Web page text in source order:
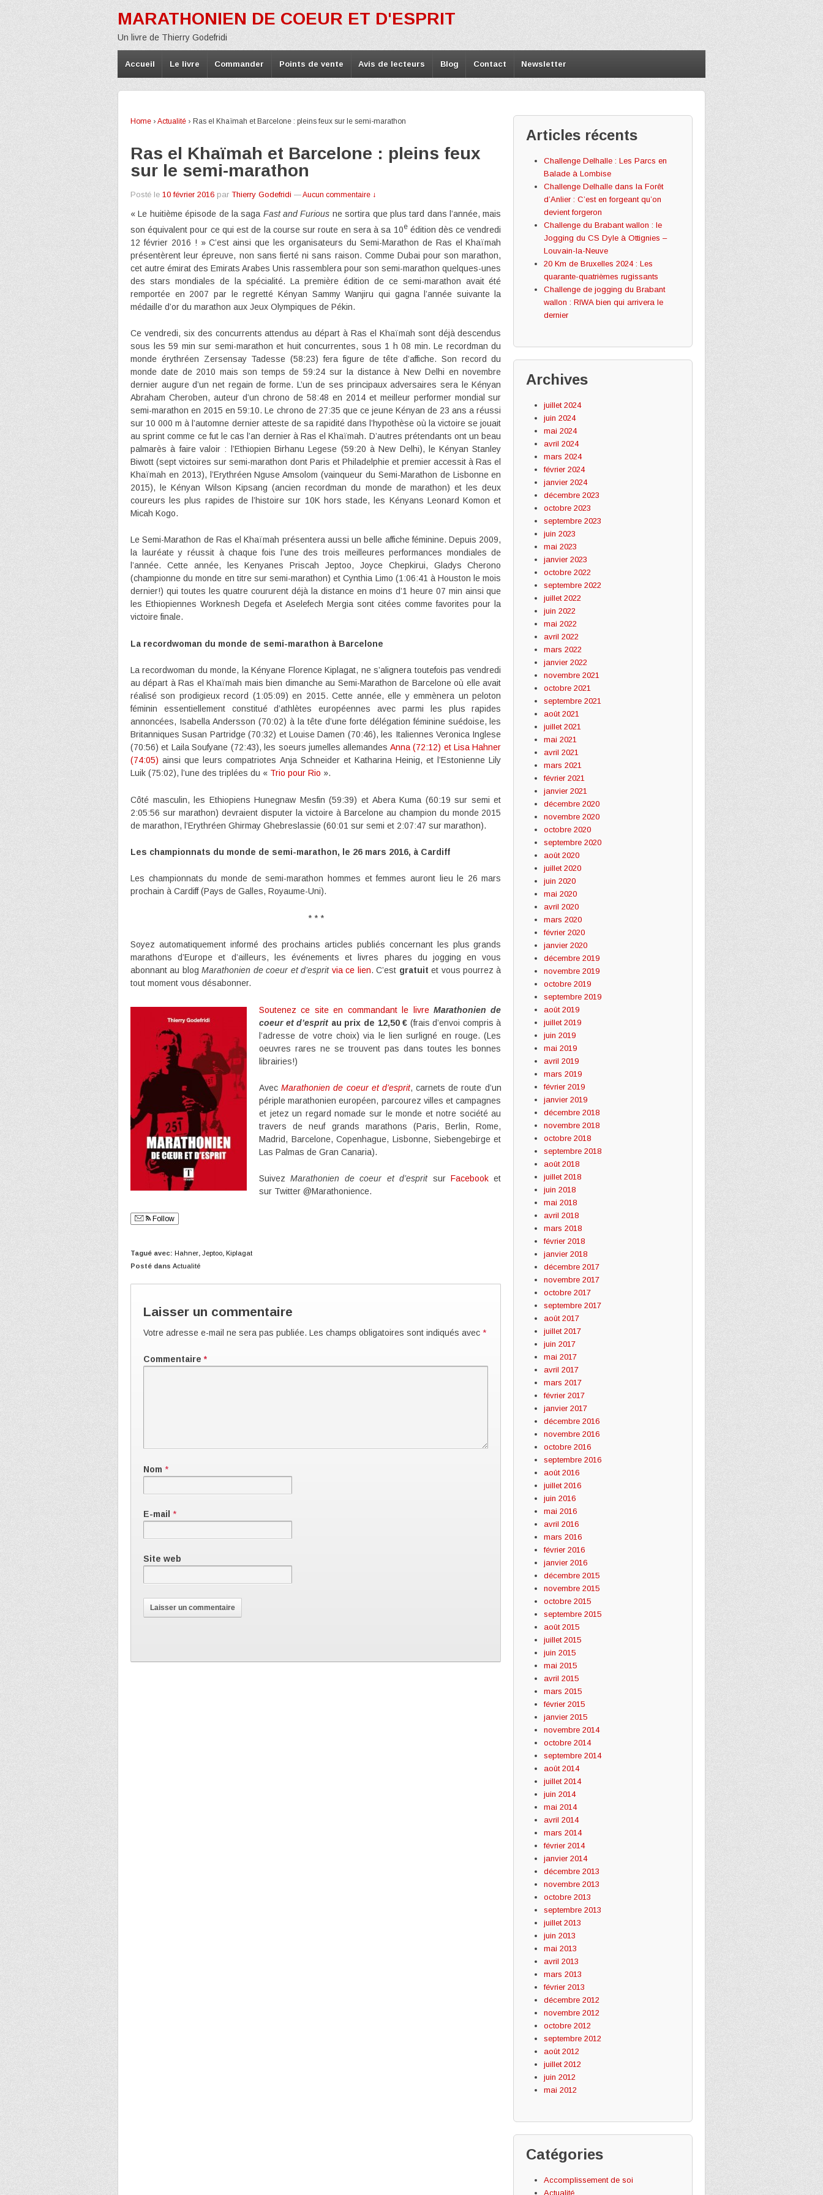
MARATHONIEN DE COEUR ET D'ESPRIT
Un livre de Thierry Godefridi
Accueil Le livre Commander Points de vente Avis de lecteurs Blog Contact Newsletter
Home › Actualité › Ras el Khaïmah et Barcelone : pleins feux sur le semi-marathon
Ras el Khaïmah et Barcelone : pleins feux
sur le semi-marathon
Posté le 10 février 2016 par Thierry Godefridi —Aucun commentaire ↓
« Le huitième épisode de la saga Fast and Furious ne sortira que plus tard dans l’année, mais
son équivalent pour ce qui est de la course sur route en sera à sa 10eédition dès ce vendredi
12 février 2016 ! » C’est ainsi que les organisateurs du Semi-Marathon de Ras el Khaïmah
présentèrent leur épreuve, non sans fierté ni sans raison. Comme Dubai pour son marathon,
cet autre émirat des Emirats Arabes Unis rassemblera pour son semi-marathon quelques-unes
des stars mondiales de la spécialité. La première édition de ce semi-marathon avait été
remportée en 2007 par le regretté Kényan Sammy Wanjiru qui gagna l’année suivante la
médaille d’or du marathon aux Jeux Olympiques de Pékin.
Ce vendredi, six des concurrents attendus au départ à Ras el Khaïmah sont déjà descendus
sous les 59 min sur semi-marathon et huit concurrentes, sous 1 h 08 min. Le recordman du
monde érythréen Zersensay Tadesse (58:23) fera figure de tête d’affiche. Son record du
monde date de 2010 mais son temps de 59:24 sur la distance à New Delhi en novembre
dernier augure d’un net regain de forme. L’un de ses principaux adversaires sera le Kényan
Abraham Cheroben, auteur d’un chrono de 58:48 en 2014 et meilleur performer mondial sur
semi-marathon en 2015 en 59:10. Le chrono de 27:35 que ce jeune Kényan de 23 ans a réussi
sur 10 000 m à l’automne dernier atteste de sa rapidité dans l’hypothèse où la victoire se jouait
au sprint comme ce fut le cas l’an dernier à Ras el Khaïmah. D’autres prétendants ont un beau
palmarès à faire valoir : l’Ethiopien Birhanu Legese (59:20 à New Delhi), le Kényan Stanley
Biwott (sept victoires sur semi-marathon dont Paris et Philadelphie et premier accessit à Ras el
Khaïmah en 2013), l’Erythréen Nguse Amsolom (vainqueur du Semi-Marathon de Lisbonne en
2015), le Kényan Wilson Kipsang (ancien recordman du monde de marathon) et les deux
coureurs les plus rapides de l’histoire sur 10K hors stade, les Kényans Leonard Komon et
Micah Kogo.
Le Semi-Marathon de Ras el Khaïmah présentera aussi un belle affiche féminine. Depuis 2009,
la lauréate y réussit à chaque fois l’une des trois meilleures performances mondiales de
l’année. Cette année, les Kenyanes Priscah Jeptoo, Joyce Chepkirui, Gladys Cherono
(championne du monde en titre sur semi-marathon) et Cynthia Limo (1:06:41 à Houston le mois
dernier!) qui toutes les quatre coururent déjà la distance en moins d’1 heure 07 min ainsi que
les Ethiopiennes Worknesh Degefa et Aselefech Mergia sont citées comme favorites pour la
victoire finale.
La recordwoman du monde de semi-marathon à Barcelone
La recordwoman du monde, la Kényane Florence Kiplagat, ne s’alignera toutefois pas vendredi
au départ à Ras el Khaïmah mais bien dimanche au Semi-Marathon de Barcelone où elle avait
réalisé son prodigieux record (1:05:09) en 2015. Cette année, elle y emmènera un peloton
féminin essentiellement constitué d’athlètes européennes avec parmi les plus rapides
annoncées, Isabella Andersson (70:02) à la tête d’une forte délégation féminine suédoise, les
Britanniques Susan Partridge (70:32) et Louise Damen (70:46), les Italiennes Veronica Inglese
(70:56) et Laila Soufyane (72:43), les soeurs jumelles allemandes Anna (72:12) et Lisa Hahner
(74:05) ainsi que leurs compatriotes Anja Schneider et Katharina Heinig, et l’Estonienne Lily
Luik (75:02), l’une des triplées du « Trio pour Rio ».
Côté masculin, les Ethiopiens Hunegnaw Mesfin (59:39) et Abera Kuma (60:19 sur semi et
2:05:56 sur marathon) devraient disputer la victoire à Barcelone au champion du monde 2015
de marathon, l’Erythréen Ghirmay Ghebreslassie (60:01 sur semi et 2:07:47 sur marathon).
Les championnats du monde de semi-marathon, le 26 mars 2016, à Cardiff
Les championnats du monde de semi-marathon hommes et femmes auront lieu le 26 mars
prochain à Cardiff (Pays de Galles, Royaume-Uni).
* * *
Soyez automatiquement informé des prochains articles publiés concernant les plus grands
marathons d’Europe et d’ailleurs, les événements et livres phares du jogging en vous
abonnant au blogMarathonien de coeur et d’esprit via ce lien. C’est gratuit et vous pourrez à
tout moment vous désabonner.
Soutenez ce site en commandant le livre Marathonien de
coeur et d’esprit au prix de 12,50 € (frais d’envoi compris à
l’adresse de votre choix) via le lien surligné en rouge. (Les
oeuvres rares ne se trouvent pas dans toutes les bonnes
librairies!)
AvecMarathonien de coeur et d’esprit, carnets de route d’un
périple marathonien européen, parcourez villes et campagnes
et jetez un regard nomade sur le monde et notre société au
travers de neuf grands marathons (Paris, Berlin, Rome,
Madrid, Barcelone, Copenhague, Lisbonne, Siebengebirge et
Las Palmas de Gran Canaria).
SuivezMarathonien de coeur et d’espritsurFacebook et
sur Twitter @Marathonience.
Follow
Tagué avec: Hahner Jeptoo Kiplagat
Posté dans Actualité
Laisser un commentaire
Votre adresse e-mail ne sera pas publiée. Les champs obligatoires sont indiqués avec *
Commentaire *
Nom *
E-mail *
Site web
Articles récents
Challenge Delhalle : Les Parcs en
Balade à Lombise
Challenge Delhalle dans la Forêt
d’Anlier : C’est en forgeant qu’on
devient forgeron
Challenge du Brabant wallon : le
Jogging du CS Dyle à Ottignies –
Louvain-la-Neuve
20 Km de Bruxelles 2024 : Les
quarante-quatrièmes rugissants
Challenge de jogging du Brabant
wallon : RIWA bien qui arrivera le
dernier
Archives
juillet 2024
juin 2024
mai 2024
avril 2024
mars 2024
février 2024
janvier 2024
décembre 2023
octobre 2023
septembre 2023
juin 2023
mai 2023
janvier 2023
octobre 2022
septembre 2022
juillet 2022
juin 2022
mai 2022
avril 2022
mars 2022
janvier 2022
novembre 2021
octobre 2021
septembre 2021
août 2021
juillet 2021
mai 2021
avril 2021
mars 2021
février 2021
janvier 2021
décembre 2020
novembre 2020
octobre 2020
septembre 2020
août 2020
juillet 2020
juin 2020
mai 2020
avril 2020
mars 2020
février 2020
janvier 2020
décembre 2019
novembre 2019
octobre 2019
septembre 2019
août 2019
juillet 2019
juin 2019
mai 2019
avril 2019
mars 2019
février 2019
janvier 2019
décembre 2018
novembre 2018
octobre 2018
septembre 2018
août 2018
juillet 2018
juin 2018
mai 2018
avril 2018
mars 2018
février 2018
janvier 2018
décembre 2017
novembre 2017
octobre 2017
septembre 2017
août 2017
juillet 2017
juin 2017
mai 2017
avril 2017
mars 2017
février 2017
janvier 2017
décembre 2016
novembre 2016
octobre 2016
septembre 2016
août 2016
juillet 2016
juin 2016
mai 2016
avril 2016
mars 2016
février 2016
janvier 2016
décembre 2015
novembre 2015
octobre 2015
septembre 2015
août 2015
juillet 2015
juin 2015
mai 2015
avril 2015
mars 2015
février 2015
janvier 2015
novembre 2014
octobre 2014
septembre 2014
août 2014
juillet 2014
juin 2014
mai 2014
avril 2014
mars 2014
février 2014
janvier 2014
décembre 2013
novembre 2013
octobre 2013
septembre 2013
juillet 2013
juin 2013
mai 2013
avril 2013
mars 2013
février 2013
décembre 2012
novembre 2012
octobre 2012
septembre 2012
août 2012
juillet 2012
juin 2012
mai 2012
Catégories
Accomplissement de soi
Actualité